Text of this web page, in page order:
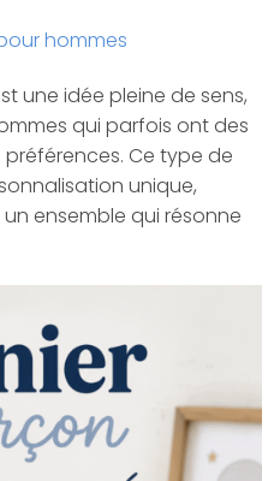
hommes
une idée pleine de sens,
qui parfois ont des
Ce type de
unique,
ensemble qui résonne